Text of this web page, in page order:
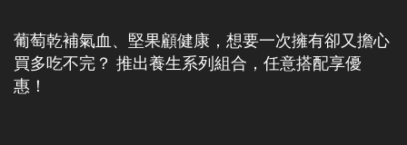
葡萄乾補氣血、堅果顧健康，想要一次擁有卻又擔心
買多吃不完？ 推出養生系列組合，任意搭配享優
惠！